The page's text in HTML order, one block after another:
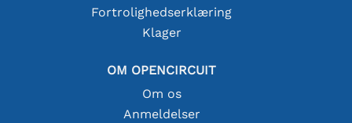
Fortrolighedserklæring
Klager
OM OPENCIRCUIT
Om os
Anmeldelser